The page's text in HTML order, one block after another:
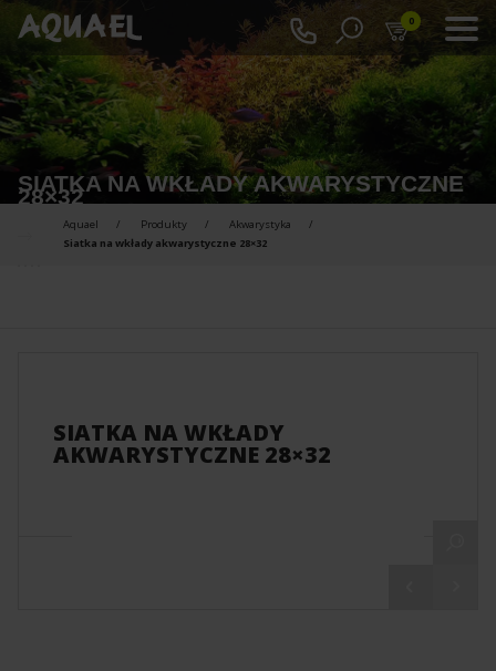
0
SIATKA NA WKŁADY AKWARYSTYCZNE
28×32
Aquael Produkty
Akwarystyka
Siatka na wkłady akwarystyczne 28×32
SIATKA NA WKŁADY
AKWARYSTYCZNE 28×32